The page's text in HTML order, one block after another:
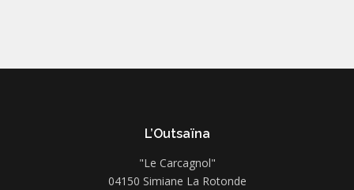
L’Outsaïna
"Le Carcagnol"
04150 Simiane La Rotonde